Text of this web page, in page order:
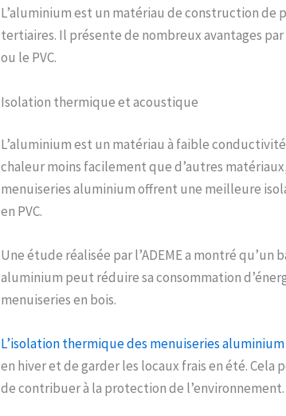
L’aluminium est un matériau de construction
tertiaires. Il présente de nombreux avantages
ou le PVC.
Isolation thermique et acoustique
L’aluminium est un matériau à faible
chaleur moins facilement que d’autres
menuiseries aluminium offrent une meilleure
en PVC.
Une étude réalisée par l’ADEME a montré
aluminium peut réduire sa consommation
menuiseries en bois.
L’isolation thermique des menuiseries aluminium
en hiver et de garder les locaux frais en été. Cela
de contribuer à la protection de l’environnement.